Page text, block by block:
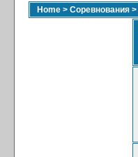
Home > Соревнования >